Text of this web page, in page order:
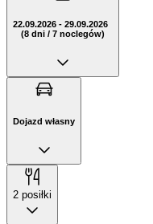
22.09.2026 - 29.09.2026
(8 dni / 7 noclegów)
Dojazd własny
2 posiłki